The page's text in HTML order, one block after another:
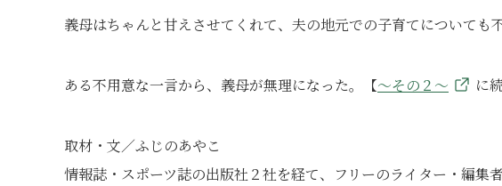
義母はちゃんと甘えさせてくれて、夫の地元での子育てについても
ある不用意な一言から、義母が無理になった。【～その２～ に
取材・文／ふじのあやこ
情報誌・スポーツ誌の出版社２社を経て、フリーのライター・編集